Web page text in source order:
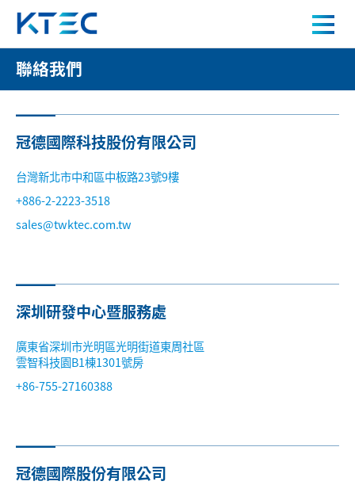
聯絡我們
新聞中心
聯絡我們
冠德國際科技股份有限公司
台灣新北市中和區中板路23號9樓
+886-2-2223-3518
sales@twktec.com.tw
深圳研發中心暨服務處
廣東省深圳市光明區光明街道東周社區
雲智科技園B1棟1301號房
+86-755-27160388
冠德國際股份有限公司